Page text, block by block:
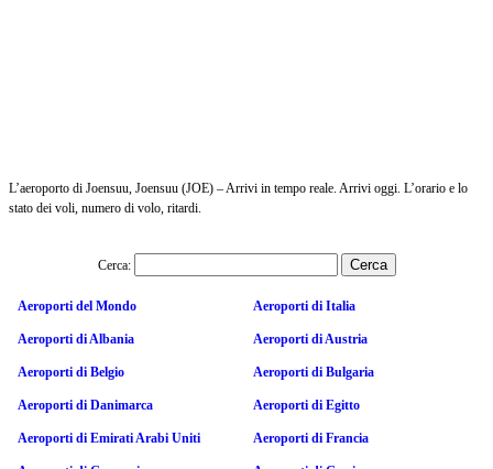
L’aeroporto di Joensuu, Joensuu (JOE) – Arrivi in tempo reale. Arrivi oggi. L’orario e lo
stato dei voli, numero di volo, ritardi.
Cerca:
Aeroporti del Mondo Aeroporti di Italia
Aeroporti di Albania Aeroporti di Austria
Aeroporti di Belgio Aeroporti di Bulgaria
Aeroporti di Danimarca Aeroporti di Egitto
Aeroporti di Emirati Arabi Uniti Aeroporti di Francia